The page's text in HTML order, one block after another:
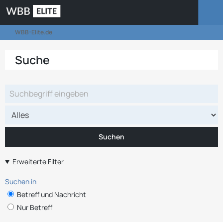
WBB-Elite.de
Suche
Suchen
Erweiterte Filter
Suchen in
Betreff und Nachricht
Nur Betreff